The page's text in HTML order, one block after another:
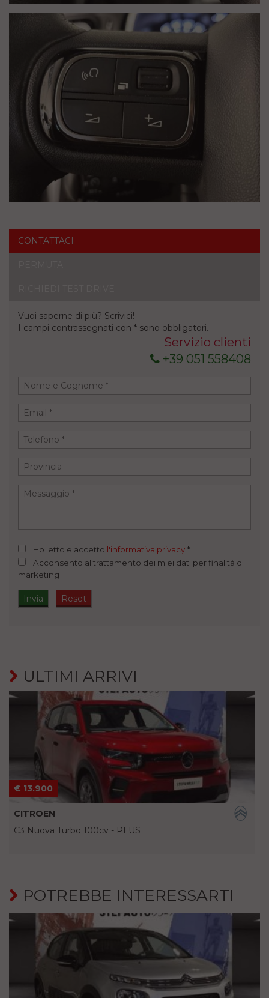
CONTATTACI
Vuoi saperne di più? Scrivici!
I campi contrassegnati con * sono obbligatori.
Servizio clienti
+39 051 558408
Ho letto e accetto l'informativa privacy*
Acconsento al trattamento dei miei dati per finalità di
marketing
ULTIMI ARRIVI
€ 13.900
CITROEN
C3 Nuova Turbo 100cv - PLUS
POTREBBE INTERESSARTI